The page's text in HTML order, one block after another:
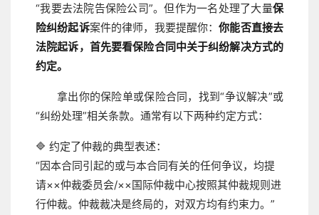
“我要去法院告保险公司”。但作为一名处理了大量保
险纠纷起诉案件的律师，我要提醒你：你能否直接去
法院起诉，首先要看保险合同中关于纠纷解决方式的
约定。
拿出你的保险单或保险合同，找到“争议解决”或
“纠纷处理”相关条款。通常有以下两种约定方式：
🔷 约定了仲裁的典型表述：
“因本合同引起的或与本合同有关的任何争议，均提
请××仲裁委员会/××国际仲裁中心按照其仲裁规则进
行仲裁。仲裁裁决是终局的，对双方均有约束力。”